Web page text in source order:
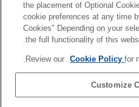
هاتف ذكي
the placement of Optional
cookie preferences at any time
Cookies" Depending on your
the full functionality of this
Review our Cookie Policyfor
Customize